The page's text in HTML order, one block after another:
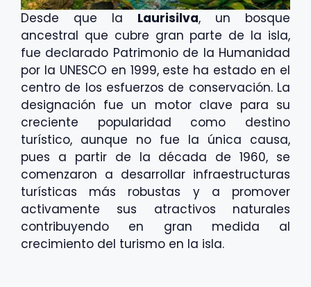
Desde que la Laurisilva, un bosque
ancestral que cubre gran parte de la isla,
fue declarado Patrimonio de la Humanidad
por la UNESCO en 1999, este ha estado en el
centro de los esfuerzos de conservación. La
designación fue un motor clave para su
creciente popularidad como destino
turístico, aunque no fue la única causa,
pues a partir de la década de 1960, se
comenzaron a desarrollar infraestructuras
turísticas más robustas y a promover
activamente sus atractivos naturales
contribuyendo en gran medida al
crecimiento del turismo en la isla.